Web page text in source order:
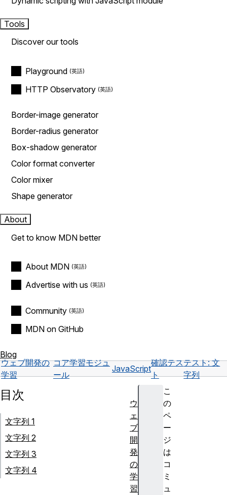
Tools
Discover our tools
Playground
HTTP Observatory
Border-image generator
Border-radius generator
Box-shadow generator
Color format converter
Color mixer
Shape generator
About
Get to know MDN better
About MDN
Advertise with us
Community
MDN on GitHub
Blog
ウェブ開発の
学習
コア学習モジュ
ール
JavaScript
確認テス
ト
テスト: 文
字列
こ
の
ペ
ー
ジ
は
コ
ミ
ュ
目次
文字列 1
文字列 2
文字列 3
文字列 4
ウ
ェ
ブ
開
発
の
学
習